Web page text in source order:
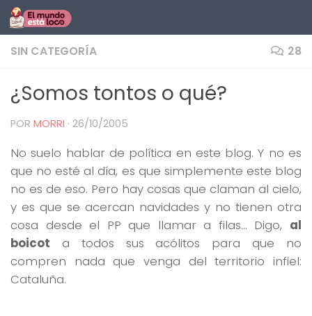
Saltar al contenido
SIN CATEGORÍA 28
¿Somos tontos o qué?
POR MORRI · 26/10/2005
No suelo hablar de política en este blog. Y no es
que no esté al día, es que simplemente este blog
no es de eso. Pero hay cosas que claman al cielo,
y es que se acercan navidades y no tienen otra
cosa desde el PP que llamar a filas… Digo, al
boicot a todos sus acólitos para que no
compren nada que venga del territorio infiel:
Cataluña.